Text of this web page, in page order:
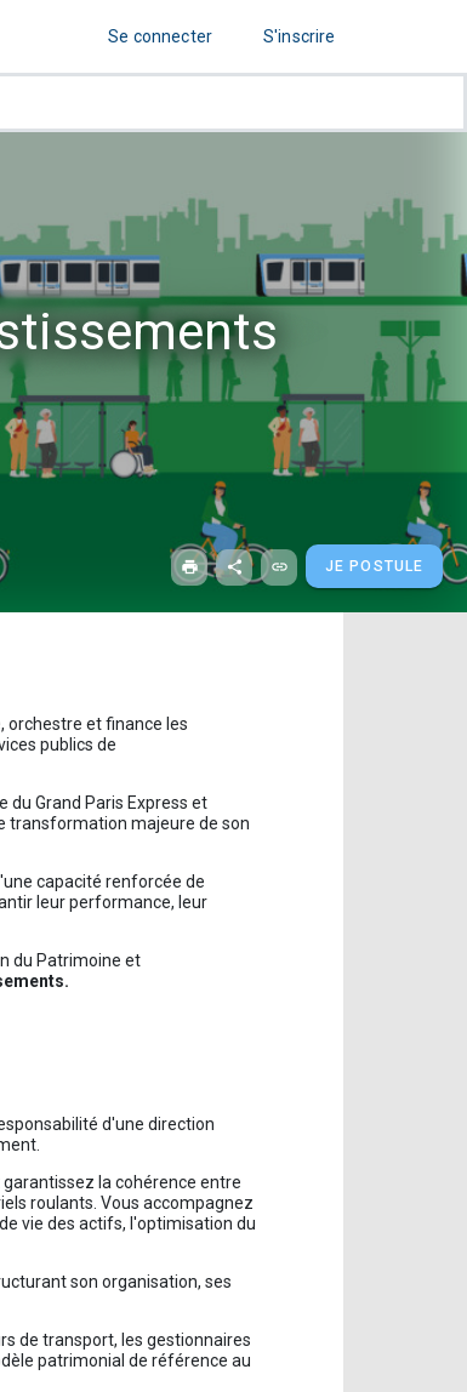
Se connecter S'inscrire
print share link JE POSTULE
orchestre et finance les
publics de
du Grand Paris Express et
transformation majeure de son
capacité renforcée de
leur performance, leur
du Patrimoine et
d'une direction
la cohérence entre
roulants. Vous accompagnez
vie des actifs, l'optimisation du
son organisation, ses
de transport, les gestionnaires
patrimonial de référence au